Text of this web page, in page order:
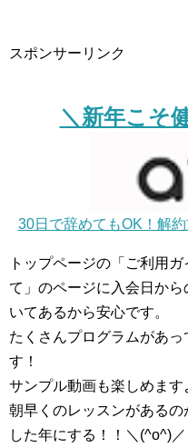
スポンサーリンク
＼新年こそ
30日で辞めてもOK！解
トップページの「ご利用
て」のページに入会日か
いてあるから安心です。
たくさんプログラムがあ
す！
サンプル動画も楽しめます
朝早くのレッスンがある
した年にする！！＼(^o^)／